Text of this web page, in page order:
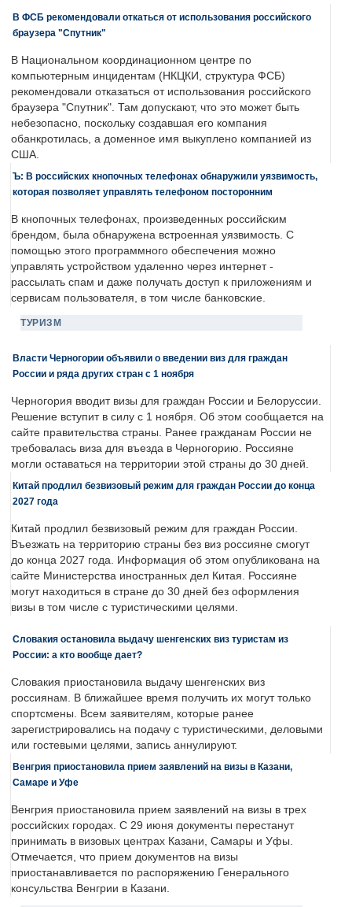
В ФСБ рекомендовали откаться от использования российского
браузера "Спутник"
В Национальном координационном центре по
компьютерным инцидентам (НКЦКИ, структура ФСБ)
рекомендовали отказаться от использования российского
браузера "Спутник". Там допускают, что это может быть
небезопасно, поскольку создавшая его компания
обанкротилась, а доменное имя выкуплено компанией из
США.
Ъ: В российских кнопочных телефонах обнаружили уязвимость,
которая позволяет управлять телефоном посторонним
В кнопочных телефонах, произведенных российским
брендом, была обнаружена встроенная уязвимость. С
помощью этого программного обеспечения можно
управлять устройством удаленно через интернет -
рассылать спам и даже получать доступ к приложениям и
сервисам пользователя, в том числе банковские.
ТУРИЗМ
Власти Черногории объявили о введении виз для граждан
России и ряда других стран с 1 ноября
Черногория вводит визы для граждан России и Белоруссии.
Решение вступит в силу с 1 ноября. Об этом сообщается на
сайте правительства страны. Ранее гражданам России не
требовалась виза для въезда в Черногорию. Россияне
могли оставаться на территории этой страны до 30 дней.
Китай продлил безвизовый режим для граждан России до конца
2027 года
Китай продлил безвизовый режим для граждан России.
Въезжать на территорию страны без виз россияне смогут
до конца 2027 года. Информация об этом опубликована на
сайте Министерства иностранных дел Китая. Россияне
могут находиться в стране до 30 дней без оформления
визы в том числе с туристическими целями.
Словакия остановила выдачу шенгенских виз туристам из
России: а кто вообще дает?
Словакия приостановила выдачу шенгенских виз
россиянам. В ближайшее время получить их могут только
спортсмены. Всем заявителям, которые ранее
зарегистрировались на подачу с туристическими, деловыми
или гостевыми целями, запись аннулируют.
Венгрия приостановила прием заявлений на визы в Казани,
Самаре и Уфе
Венгрия приостановила прием заявлений на визы в трех
российских городах. С 29 июня документы перестанут
принимать в визовых центрах Казани, Самары и Уфы.
Отмечается, что прием документов на визы
приостанавливается по распоряжению Генерального
консульства Венгрии в Казани.